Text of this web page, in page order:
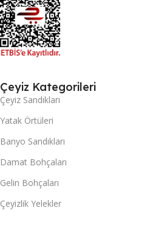
Çeyiz Kategorileri
Çeyiz Sandıkları
Yatak Örtüleri
Banyo Sandıkları
Damat Bohçaları
Gelin Bohçaları
Çeyizlik Yelekler